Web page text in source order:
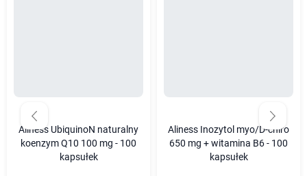
Aliness UbiquinoN naturalny
koenzym Q10 100 mg - 100
kapsułek
Aliness Inozytol myo/D-chiro
650 mg + witamina B6 - 100
kapsułek